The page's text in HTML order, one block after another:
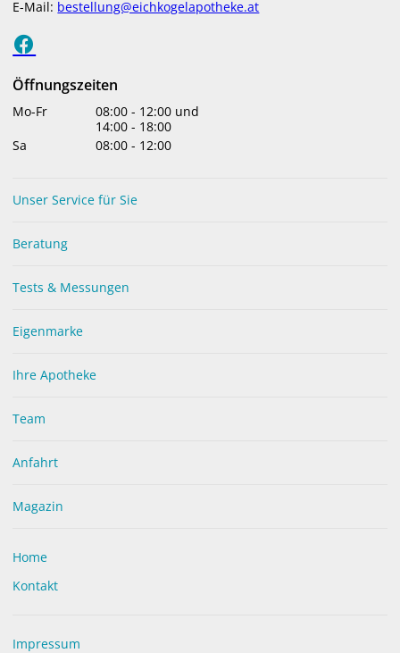
Reisevorsorge
(Impfempfehlungen)
einem unvergesslichen Erlebnis wird, begleiten wir Sie
bei der richtigen Gesundheitsvorsorge - von Impfungen
bis zur Reiseapotheke.
>> MEHR LESEN
E-Mail: bestellung@eichkogelapotheke.at
Öffnungszeiten
Mo-Fr 08:00 - 12:00 und
14:00 - 18:00
Sa
08:00 - 12:00
Unser Service für Sie
Beratung
Tests & Messungen
Eigenmarke
Ihre Apotheke
Team
Anfahrt
Magazin
Home
Kontakt
Impressum